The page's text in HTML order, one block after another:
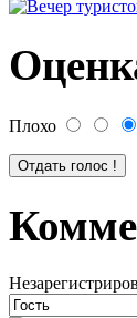
Плохо